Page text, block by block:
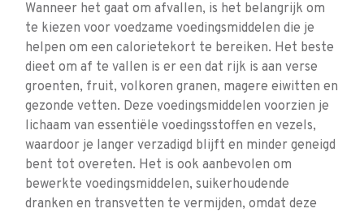
Wanneer het gaat om afvallen, is het belangrijk om
te kiezen voor voedzame voedingsmiddelen die je
helpen om een calorietekort te bereiken. Het beste
dieet om af te vallen is er een dat rijk is aan verse
groenten, fruit, volkoren granen, magere eiwitten en
gezonde vetten. Deze voedingsmiddelen voorzien je
lichaam van essentiële voedingsstoffen en vezels,
waardoor je langer verzadigd blijft en minder geneigd
bent tot overeten. Het is ook aanbevolen om
bewerkte voedingsmiddelen, suikerhoudende
dranken en transvetten te vermijden, omdat deze